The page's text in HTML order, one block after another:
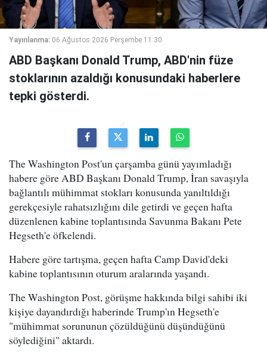
Yayınlanma: 06 Ağustos 2026 Perşembe 11:30
ABD Başkanı Donald Trump, ABD'nin füze
stoklarının azaldığı konusundaki haberlere
tepki gösterdi.
The Washington Post'un çarşamba günü yayımladığı
habere göre ABD Başkanı Donald Trump, İran savaşıyla
bağlantılı mühimmat stokları konusunda yanıltıldığı
gerekçesiyle rahatsızlığını dile getirdi ve geçen hafta
düzenlenen kabine toplantısında Savunma Bakanı Pete
Hegseth'e öfkelendi.
Habere göre tartışma, geçen hafta Camp David'deki
kabine toplantısının oturum aralarında yaşandı.
The Washington Post, görüşme hakkında bilgi sahibi iki
kişiye dayandırdığı haberinde Trump'ın Hegseth'e
"mühimmat sorununun çözüldüğünü düşündüğünü
söylediğini" aktardı.